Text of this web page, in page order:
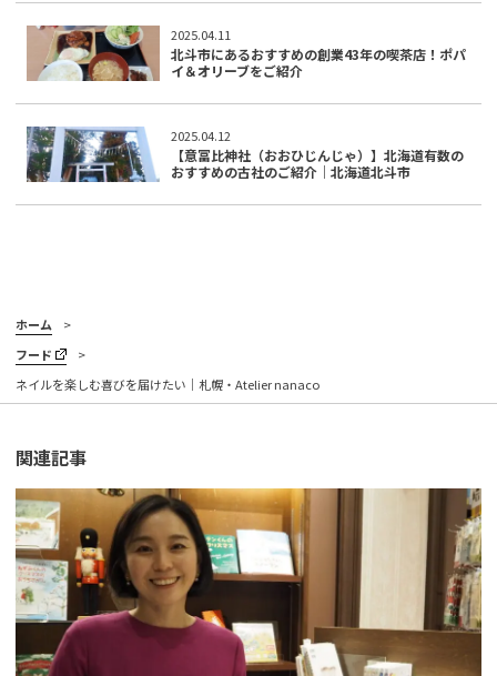
2025.04.11
北斗市にあるおすすめの創業43年の喫茶店！ポパ
イ＆オリーブをご紹介
2025.04.12
【意冨比神社（おおひじんじゃ）】北海道有数の
おすすめの古社のご紹介｜北海道北斗市
ホーム
フード
ネイルを楽しむ喜びを届けたい｜札幌・Atelier nanaco
関連記事